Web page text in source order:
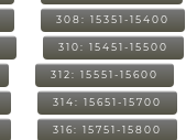
308: 15351-15400
310: 15451-15500
312: 15551-15600
314: 15651-15700
316: 15751-15800